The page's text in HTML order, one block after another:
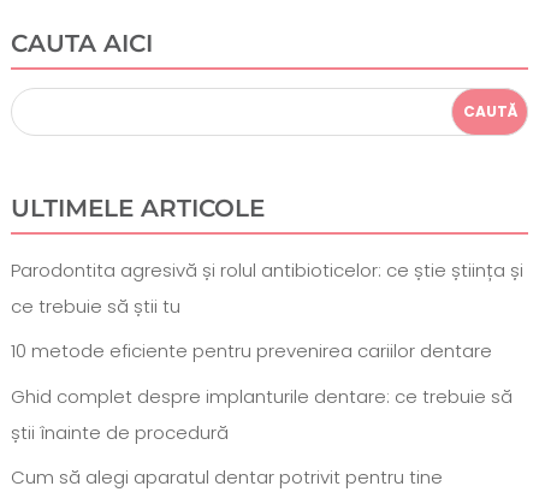
CAUTA AICI
ULTIMELE ARTICOLE
Parodontita agresivă și rolul antibioticelor: ce știe știința și
ce trebuie să știi tu
10 metode eficiente pentru prevenirea cariilor dentare
Ghid complet despre implanturile dentare: ce trebuie să
știi înainte de procedură
Cum să alegi aparatul dentar potrivit pentru tine